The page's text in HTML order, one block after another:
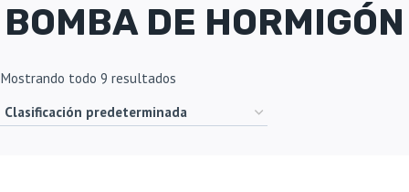
BOMBA DE HORMIGÓN
Mostrando todo 9 resultados